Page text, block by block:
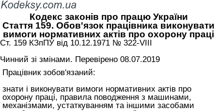
Кодекс законів про працю України
Стаття 159. Обов'язок працівника виконувати
вимоги нормативних актів про охорону праці
Ст. 159 КЗпПУ від 10.12.1971 № 322-VIII
Чинний зі змінами. Перевірено 08.07.2019
Працівник зобов'язаний:
знати і виконувати вимоги нормативних актів про
охорону праці, правила поводження з машинами,
механізмами, устаткуванням та іншими засобами